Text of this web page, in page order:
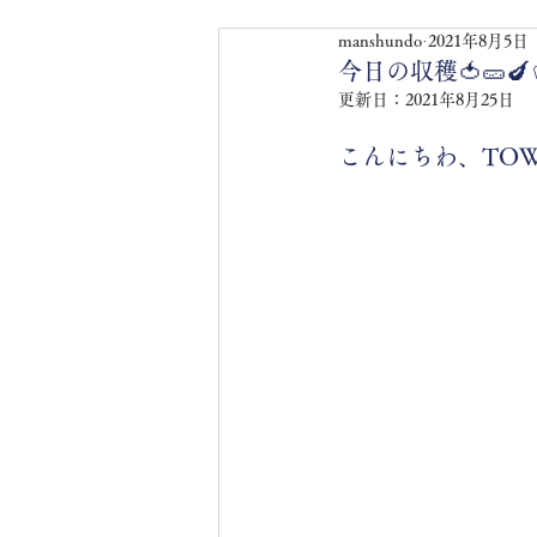
今日の収穫
manshundo 2021年8月5日
更新日： 2021年8月25日
こんにちわ、